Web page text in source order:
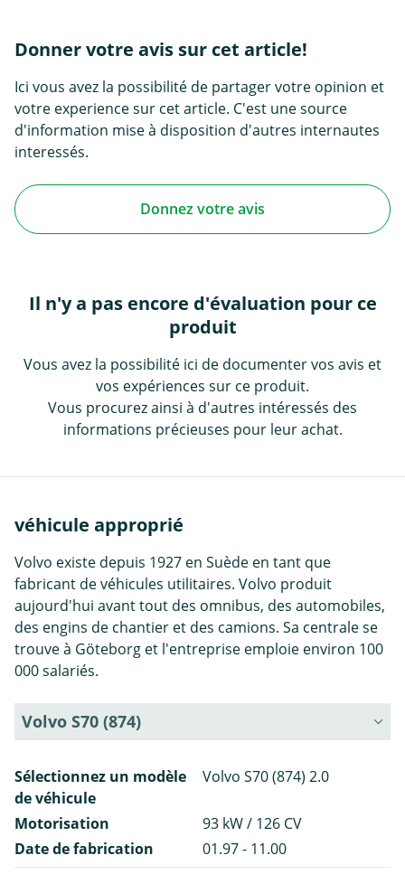
Donner votre avis sur cet article!
Ici vous avez la possibilité de partager votre opinion et
votre experience sur cet article. C'est une source
d'information mise à disposition d'autres internautes
interessés.
Donnez votre avis
Il n'y a pas encore d'évaluation pour ce
produit
Vous avez la possibilité ici de documenter vos avis et
vos expériences sur ce produit.
Vous procurez ainsi à d'autres intéressés des
informations précieuses pour leur achat.
véhicule approprié
Volvo existe depuis 1927 en Suède en tant que
fabricant de véhicules utilitaires. Volvo produit
aujourd'hui avant tout des omnibus, des automobiles,
des engins de chantier et des camions. Sa centrale se
trouve à Göteborg et l'entreprise emploie environ 100
000 salariés.
Volvo S70 (874)
Sélectionnez un modèle
de véhicule
Volvo S70 (874) 2.0
Motorisation
93 kW / 126 CV
Date de fabrication
01.97 - 11.00